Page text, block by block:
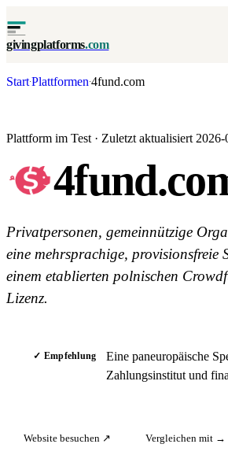
givingplatforms.com
Start·Plattformen·4fund.com
Plattform im Test · Zuletzt aktualisiert 2026-
Privatpersonen, gemeinnützige
eine mehrsprachige,
einem etablierten polnischen
Lizenz.
✓ Empfehlung
Eine paneuropäische
Zahlungsinstitut und
Website besuchen ↗ Vergleichen mit →